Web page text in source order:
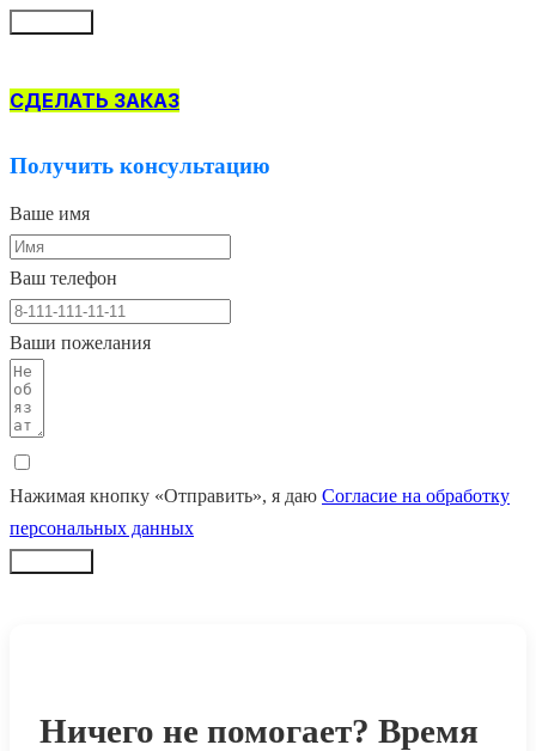
СДЕЛАТЬ ЗАКАЗ
Получить консультацию
Ваше имя
Ваш телефон
Ваши пожелания
Нажимая кнопку «Отправить», я даю Согласие на обработку
персональных данных
Ничего не помогает? Время